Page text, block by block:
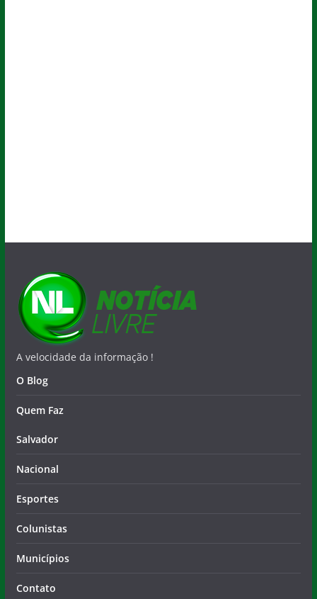
A velocidade da informação !
O Blog
Quem Faz
Salvador
Nacional
Esportes
Colunistas
Municípios
Contato